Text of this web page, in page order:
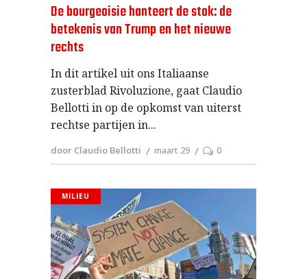
De bourgeoisie hanteert de stok: de
betekenis van Trump en het nieuwe
rechts
In dit artikel uit ons Italiaanse
zusterblad Rivoluzione, gaat Claudio
Bellotti in op de opkomst van uiterst
rechtse partijen in
door Claudio Bellotti maart 29 0
MILIEU